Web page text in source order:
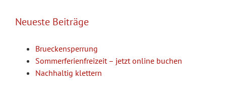
Neueste Beiträge
Brueckensperrung
Sommerferienfreizeit – jetzt online buchen
Nachhaltig klettern